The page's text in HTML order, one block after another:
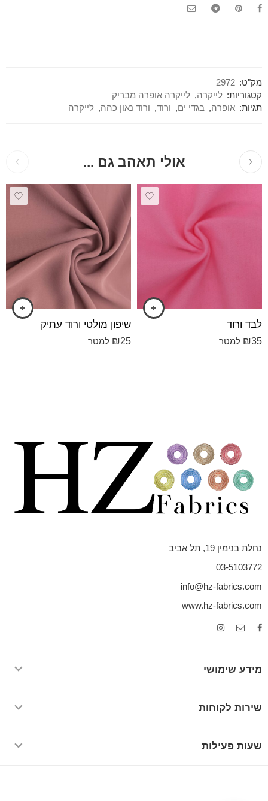
מק"ט: 2972
קטגוריות: לייקרה, לייקרה אופרה מבריק
תגיות: אופרה, בגדי ים, ורוד, ורוד נאון כהה, לייקרה
אולי תאהב גם ...
לבד ורוד
₪35 למטר
שיפון מולטי ורוד עתיק
₪25 למטר
נחלת בנימין 19, תל אביב
03-5103772
info@hz-fabrics.com
www.hz-fabrics.com
מידע שימושי
שירות לקוחות
שעות פעילות